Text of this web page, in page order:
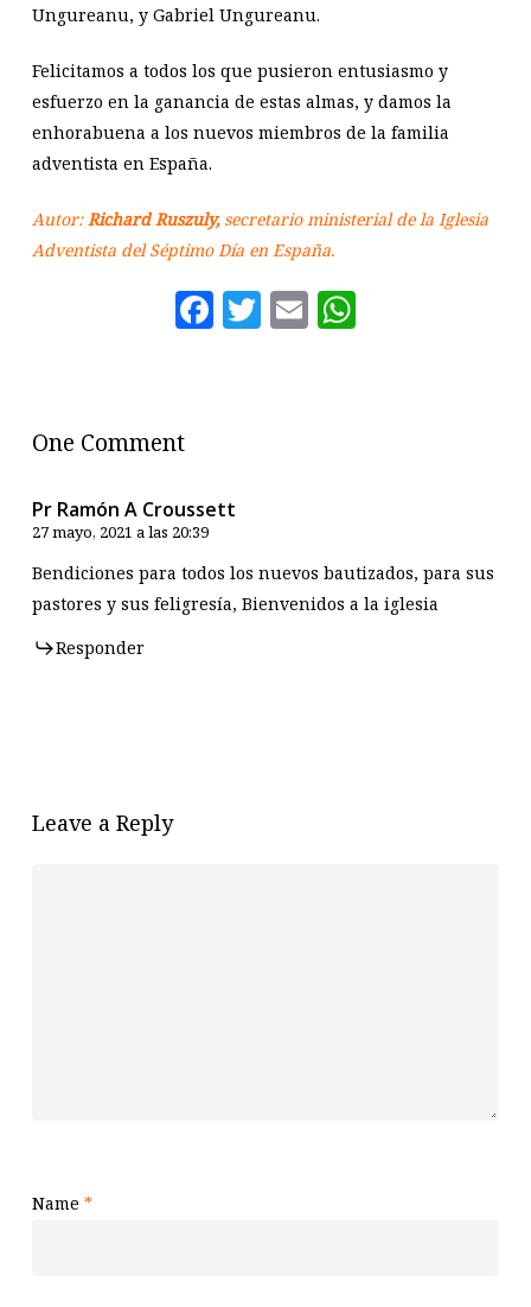
Ungureanu, y Gabriel Ungureanu.
Felicitamos a todos los que pusieron entusiasmo y
esfuerzo en la ganancia de estas almas, y damos la
enhorabuena a los nuevos miembros de la familia
adventista en España.
Autor: Richard Ruszuly,secretario ministerial de la Iglesia
Adventista del Séptimo Día en España.
Facebook
Twitter
Email
One Comment
Pr Ramón A Croussett
27 mayo, 2021 a las 20:39
Bendiciones para todos los nuevos bautizados, para sus
pastores y sus feligresía, Bienvenidos a la iglesia
Responder
Leave a Reply
Name *